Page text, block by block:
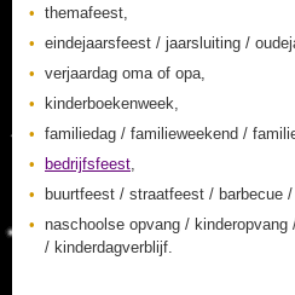
themafeest,
eindejaarsfeest / jaarsluiting /
verjaardag oma of opa,
kinderboekenweek,
familiedag / familieweekend /
bedrijfsfeest,
buurtfeest / straatfeest / barbecue
naschoolse opvang /
/ kinderdagverblijf.